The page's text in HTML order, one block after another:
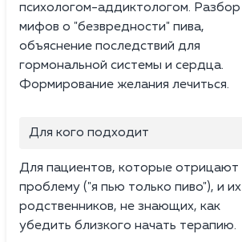
психологом-аддиктологом. Разбор
мифов о "безвредности" пива,
объяснение последствий для
гормональной системы и сердца.
Формирование желания лечиться.
Для кого подходит
Для пациентов, которые отрицают
проблему ("я пью только пиво"), и их
родственников, не знающих, как
убедить близкого начать терапию.